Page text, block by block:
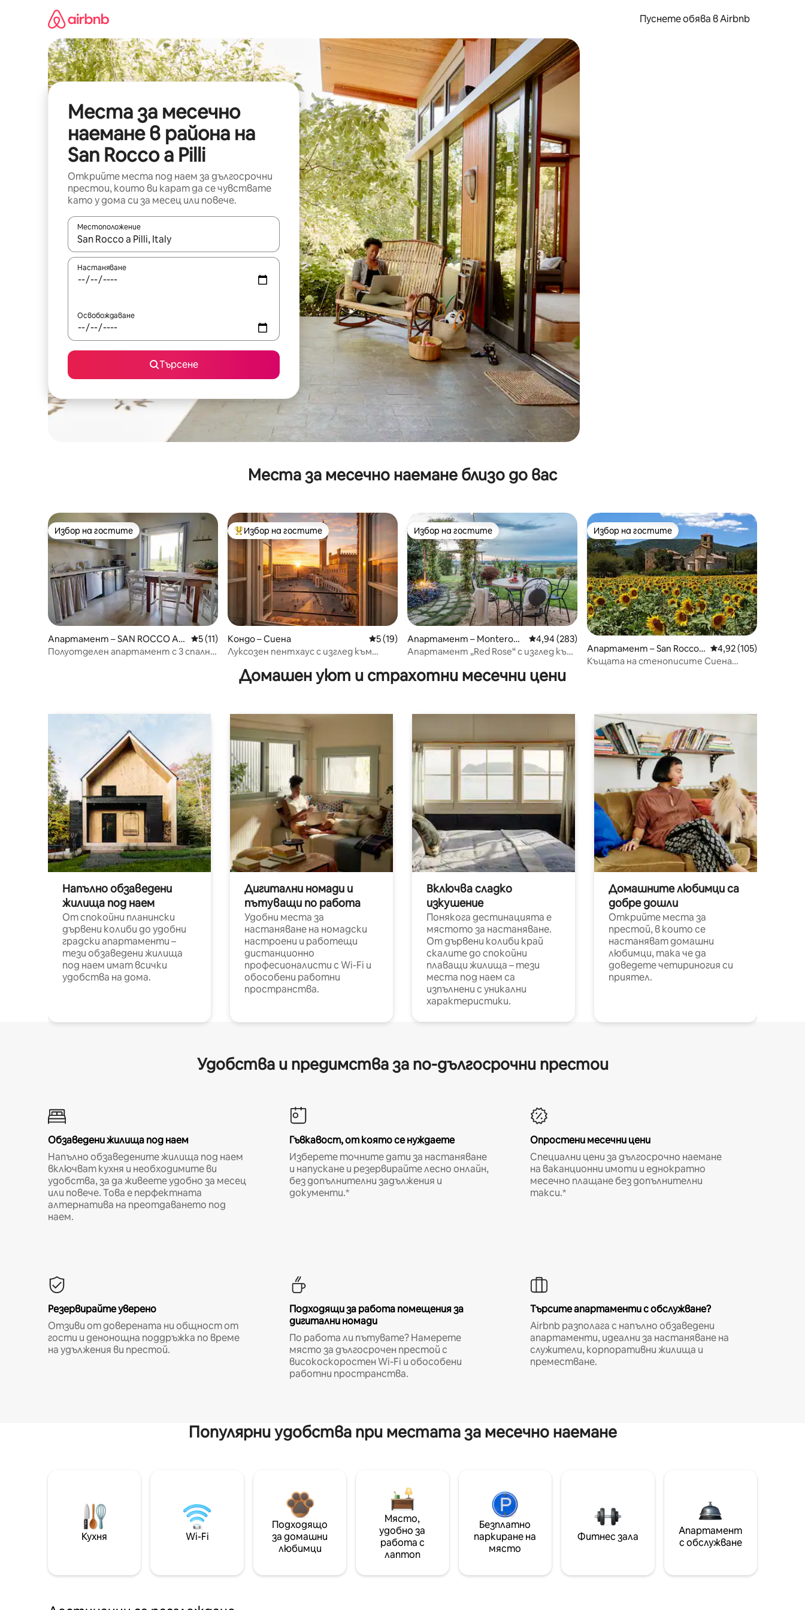
съдържанието
Пуснете обява в Airbnb
Места за месечно
наемане в района на
San Rocco a Pilli
Открийте места под наем за дългосрочни
престои, които ви карат да се чувствате
като у дома си за месец или повече.
Местоположение
Когато резултатите се покажат, използвайте клавишите със стрелки нагоре и надолу или навигирайте с докосване или плъзгане.
Настаняване
Освобождаване
Търсене
Места за месечно наемане близо до вас
Избор на гостите
Избор на гостите
Апартамент – SAN ROCCO A P
ILLI - SOVICILLE
Средна оценка: 5 от 5, 11 отзива
5 (11)
Полуотделен апартамент с 3 спални
Най-популярен избор на гостите
Избор на гостите
Кондо – Сиена Средна оценка: 5 от 5, 19 отзива
5 (19)
Луксозен пентхаус с изглед към
Избор на гостите
Избор на гостите
Апартамент – Monteroni
d'Arbia
Средна оценка: 4,94 от 5, 283 отзива
4,94 (283)
Апартамент „Red Rose“ с изглед към
Избор на гостите
Избор на гостите
Апартамент – San Rocco a
Pilli
Средна оценка: 4,92
4,92 (105)
Къщата на стенописите Сиена
Домашен уют и страхотни месечни цени
Напълно обзаведени
жилища под наем
От спокойни планински
дървени колиби до удобни
градски апартаменти –
тези обзаведени жилища
под наем имат всички
удобства на дома.
Дигитални номади и
пътуващи по работа
Удобни места за
настаняване на номадски
настроени и работещи
дистанционно
професионалисти с Wi-Fi и
обособени работни
пространства.
Включва сладко
изкушение
Понякога дестинацията е
мястото за настаняване.
От дървени колиби край
скалите до спокойни
плаващи жилища – тези
места под наем са
изпълнени с уникални
характеристики.
Домашните любимци са
добре дошли
Открийте места за
престой, в които се
настаняват домашни
любимци, така че да
доведете четириногия си
приятел.
Удобства и предимства за по-дългосрочни престои
Обзаведени жилища под наем
Напълно обзаведените жилища под наем
включват кухня и необходимите ви
удобства, за да живеете удобно за месец
или повече. Това е перфектната
алтернатива на преотдаването под
наем.
Гъвкавост, от която се нуждаете
Изберете точните дати за настаняване
и напускане и резервирайте лесно онлайн,
без допълнителни задължения и
документи.*
Опростени месечни цени
Специални цени за дългосрочно наемане
на ваканционни имоти и еднократно
месечно плащане без допълнителни
такси.*
Резервирайте уверено
Отзиви от доверената ни общност от
гости и денонощна поддръжка по време
на удължения ви престой.
Подходящи за работа помещения за
дигитални номади
По работа ли пътувате? Намерете
място за дългосрочен престой с
високоскоростен Wi-Fi и обособени
работни пространства.
Търсите апартаменти с обслужване?
Airbnb разполага с напълно обзаведени
апартаменти, идеални за настаняване на
служители, корпоративни жилища и
преместване.
Популярни удобства при местата за месечно наемане
Кухня Wi-Fi
Подходящо
за домашни
любимци
Място,
удобно за
работа с
лаптоп
Безплатно
паркиране на
място
Фитнес зала
Апартамент
с обслужване